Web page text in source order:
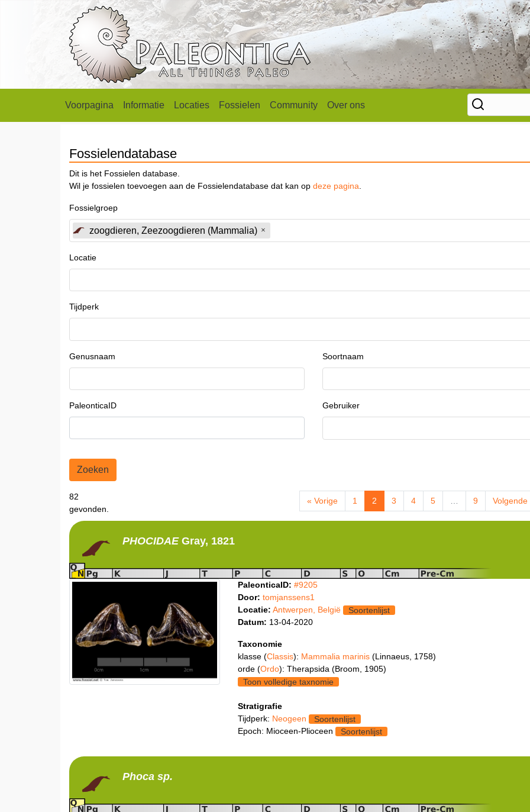
Voorpagina Informatie Locaties Fossielen Community Over ons
Fossielendatabase
Dit is het Fossielen database.
Wil je fossielen toevoegen aan de Fossielendatabase dat kan op deze pagina
Fossielgroep
zoogdieren, Zeezoogdieren (Mammalia)
Locatie
Tijdperk
Genusnaam Soortnaam
PaleonticaID Gebruiker
Zoeken
82
gevonden.
« Vorige 1 2 3 4 5 9 Volgende
PHOCIDAE Gray, 1821
PaleonticaID: #9205
Door: tomjanssens1
Locatie: Antwerpen, België
Soortenlijst
Datum: 13-04-2020
Taxonomie
klasse (Classis): Mammalia marinis (Linnaeus, 1758)
orde (Ordo): Therapsida (Broom, 1905)
Toon volledige taxnomie
Stratigrafie
Tijdperk: Neogeen
Soortenlijst
Epoch: Mioceen-Plioceen
Soortenlijst
Phocasp.